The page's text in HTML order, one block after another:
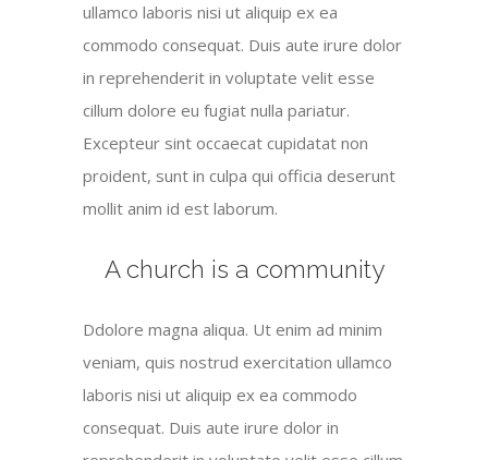
ullamco laboris nisi ut aliquip ex ea
commodo consequat. Duis aute irure dolor
in reprehenderit in voluptate velit esse
cillum dolore eu fugiat nulla pariatur.
Excepteur sint occaecat cupidatat non
proident, sunt in culpa qui officia deserunt
mollit anim id est laborum.
A church is a community
Ddolore magna aliqua. Ut enim ad minim
veniam, quis nostrud exercitation ullamco
laboris nisi ut aliquip ex ea commodo
consequat. Duis aute irure dolor in